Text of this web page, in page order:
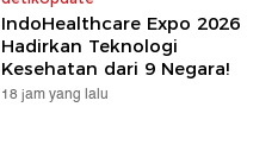
IndoHealthcare Expo 2026
Hadirkan Teknologi
Kesehatan dari 9 Negara!
18 jam yang lalu